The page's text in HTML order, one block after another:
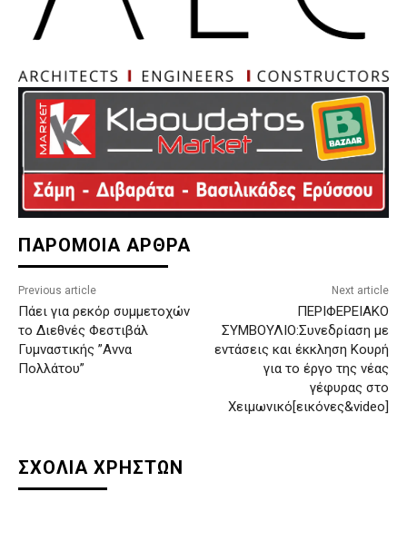
ΠΑΡΟΜΟΙΑ ΑΡΘΡΑ
Previous article
Πάει για ρεκόρ συμμετοχών
το Διεθνές Φεστιβάλ
Γυμναστικής ”Αννα
Πολλάτου”
Next article
ΠΕΡΙΦΕΡΕΙΑΚΟ
ΣΥΜΒΟΥΛΙΟ:Συνεδρίαση με
εντάσεις και έκκληση Κουρή
για το έργο της νέας
γέφυρας στο
Χειμωνικό[εικόνες&video]
ΣΧΟΛΙΑ ΧΡΗΣΤΩΝ